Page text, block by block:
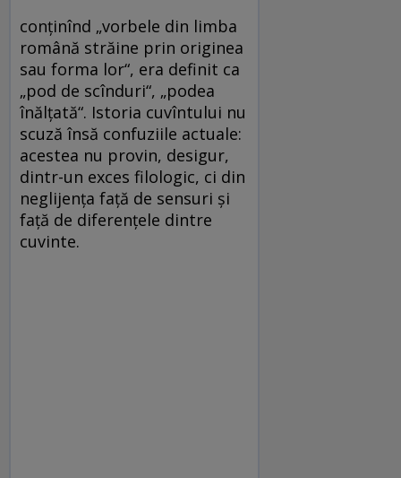
conţinînd „vorbele din limba
română străine prin originea
sau forma lor“, era definit ca
„pod de scînduri“, „podea
înălţată“. Istoria cuvîntului nu
scuză însă confuziile actuale:
acestea nu provin, desigur,
dintr-un exces filologic, ci din
neglijenţa faţă de sensuri şi
faţă de diferenţele dintre
cuvinte.